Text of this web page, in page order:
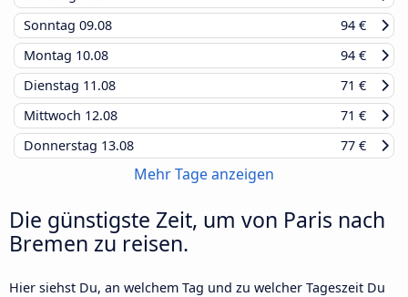
Sonntag 09.08
94 €
Montag 10.08
94 €
Dienstag 11.08
71 €
Mittwoch 12.08
71 €
Donnerstag 13.08 77 €
Mehr Tage anzeigen
Die günstigste Zeit, um von Paris nach
Bremen zu reisen.
Hier siehst Du, an welchem Tag und zu welcher Tageszeit Du